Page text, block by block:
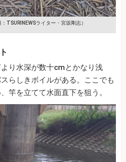
：TSURINEWSライター・宮坂剛志）
り水深が数十cmとかなり浅
らしきボイルがある。ここでも
竿を立てて水面直下を狙う。